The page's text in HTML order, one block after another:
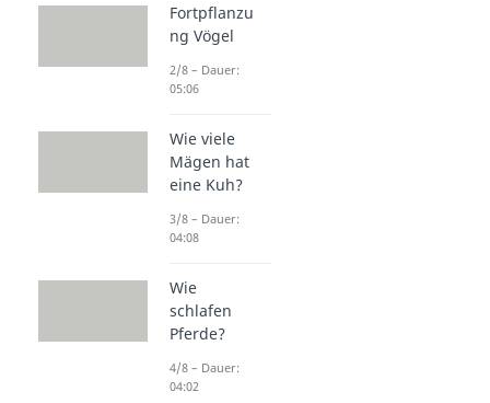
Fortpflanzu
ng Vögel
2/8 – Dauer:
05:06
Wie viele
Mägen hat
eine Kuh?
3/8 – Dauer:
04:08
Wie
schlafen
Pferde?
4/8 – Dauer:
04:02